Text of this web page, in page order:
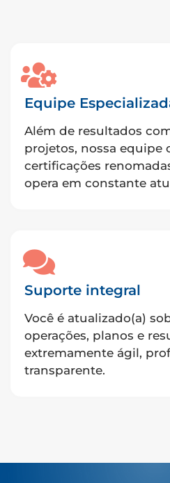
Equipe
Além de resultados
projetos, nossa equipe
certificações
opera em constante
Suporte integral
Você é atualizado(a)
operações, planos e
extremamente ágil,
transparente.